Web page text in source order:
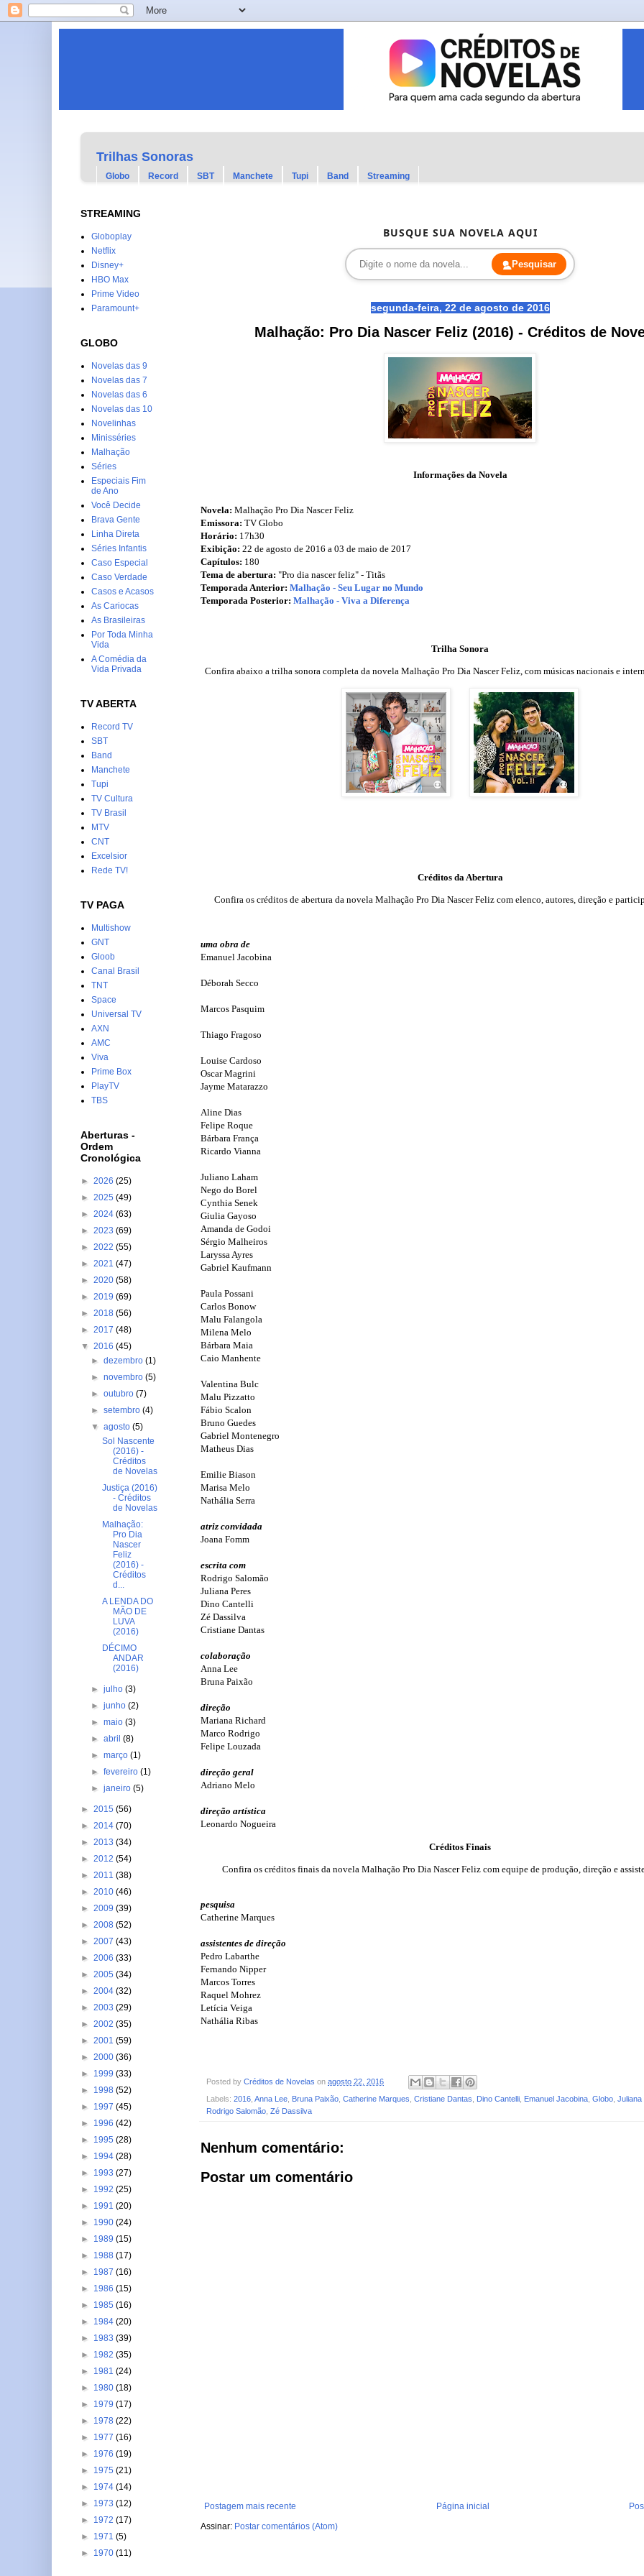
Trilhas Sonoras
Globo Record SBT Manchete Tupi Band Streaming
BUSQUE SUA NOVELA AQUI
Pesquisar
segunda-feira, 22 de agosto de 2016
Malhação: Pro Dia Nascer Feliz (2016) - Créditos de
Informações da Novela
Novela: Malhação Pro Dia Nascer Feliz
Emissora: TV Globo
Horário: 17h30
Exibição: 22 de agosto de 2016 a 03 de maio de 2017
Capítulos: 180
Tema de abertura: "Pro dia nascer feliz" - Titãs
Temporada Anterior: Malhação - Seu Lugar no Mundo
Temporada Posterior: Malhação - Viva a Diferença
Trilha Sonora
Confira abaixo a trilha sonora completa da novela Malhação Pro Dia Nascer Feliz, com músicas nacionais e
Créditos da Abertura
Confira os créditos de abertura da novela Malhação Pro Dia Nascer Felizcom elenco, autores, direção e
uma obra de
Emanuel Jacobina
Déborah Secco
Marcos Pasquim
Thiago Fragoso
Louise Cardoso
Oscar Magrini
Jayme Matarazzo
Aline Dias
Felipe Roque
Bárbara França
Ricardo Vianna
Juliano Laham
Nego do Borel
Cynthia Senek
Giulia Gayoso
Amanda de Godoi
Sérgio Malheiros
Laryssa Ayres
Gabriel Kaufmann
Paula Possani
Carlos Bonow
Malu Falangola
Milena Melo
Bárbara Maia
Caio Manhente
Valentina Bulc
Malu Pizzatto
Fábio Scalon
Bruno Guedes
Gabriel Montenegro
Matheus Dias
Emilie Biason
Marisa Melo
Nathália Serra
atriz convidada
Joana Fomm
escrita com
Rodrigo Salomão
Juliana Peres
Dino Cantelli
Zé Dassilva
Cristiane Dantas
colaboração
Anna Lee
Bruna Paixão
direção
Mariana Richard
Marco Rodrigo
Felipe Louzada
direção geral
Adriano Melo
direção artística
Leonardo Nogueira
Créditos Finais
Confira os créditos finais da novela Malhação Pro Dia Nascer Felizcom equipe de produção, direção e
pesquisa
Catherine Marques
assistentes de direção
Pedro Labarthe
Fernando Nipper
Marcos Torres
Raquel Mohrez
Letícia Veiga
Nathália Ribas
Posted by Créditos de Novelas on agosto 22, 2016
Labels: 2016 Anna Lee Bruna Paixão Catherine Marques Cristiane Dantas Dino Cantelli Emanuel Jacobina Globo Juliana
Rodrigo Salomão Zé Dassilva
Nenhum comentário:
Postar um comentário
Postagem mais recente
Página inicial
Assinar: Postar comentários (Atom)
STREAMING
Globoplay
Netflix
Disney+
HBO Max
Prime Video
Paramount+
GLOBO
Novelas das 9
Novelas das 7
Novelas das 6
Novelas das 10
Novelinhas
Minisséries
Malhação
Séries
Especiais Fim
de Ano
Você Decide
Brava Gente
Linha Direta
Séries Infantis
Caso Especial
Caso Verdade
Casos e Acasos
As Cariocas
As Brasileiras
Por Toda Minha
Vida
A Comédia da
Vida Privada
TV ABERTA
Record TV
SBT
Band
Manchete
Tupi
TV Cultura
TV Brasil
MTV
CNT
Excelsior
Rede TV!
TV PAGA
Multishow
GNT
Gloob
Canal Brasil
TNT
Space
Universal TV
AXN
AMC
Viva
Prime Box
PlayTV
TBS
Aberturas -
Ordem
Cronológica
► 2026 (25)
► 2025 (49)
► 2024 (63)
► 2023 (69)
► 2022 (55)
► 2021 (47)
► 2020 (58)
► 2019 (69)
► 2018 (56)
► 2017 (48)
▼ 2016 (45)
►dezembro(1)
►novembro(5)
►outubro(7)
►setembro(4)
▼agosto(5)
Sol Nascente
(2016) -
Créditos
de Novelas
Justiça (2016)
- Créditos
de Novelas
Malhação:
Pro Dia
Nascer
Feliz
(2016) -
Créditos
d...
A LENDA DO
MÃO DE
LUVA
(2016)
DÉCIMO
ANDAR
(2016)
►julho(3)
►junho(2)
►maio(3)
►abril(8)
►março(1)
►fevereiro(1)
►janeiro(5)
► 2015 (56)
► 2014 (70)
► 2013 (34)
► 2012 (54)
► 2011 (38)
► 2010 (46)
► 2009 (39)
► 2008 (52)
► 2007 (43)
► 2006 (33)
► 2005 (34)
► 2004 (32)
► 2003 (29)
► 2002 (35)
► 2001 (59)
► 2000 (36)
► 1999 (33)
► 1998 (52)
► 1997 (45)
► 1996 (42)
► 1995 (28)
► 1994 (28)
► 1993 (27)
► 1992 (25)
► 1991 (20)
► 1990 (24)
► 1989 (15)
► 1988 (17)
► 1987 (16)
► 1986 (15)
► 1985 (16)
► 1984 (20)
► 1983 (39)
► 1982 (35)
► 1981 (24)
► 1980 (18)
► 1979 (17)
► 1978 (22)
► 1977 (16)
► 1976 (19)
► 1975 (21)
► 1974 (14)
► 1973 (12)
► 1972 (17)
► 1971 (5)
► 1970 (11)